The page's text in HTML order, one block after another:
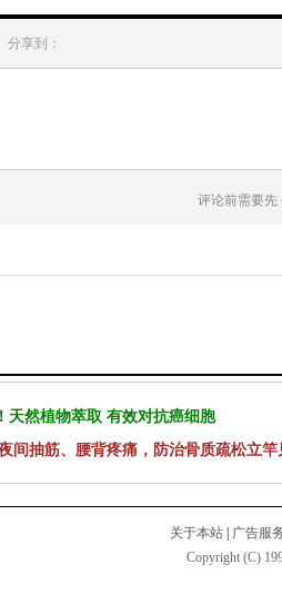
分享到：
评论前需要先
天然植物萃取 有效对抗癌细胞
间抽筋、腰背疼痛，防治骨质疏松立竿
关于本站
广告服
Copyright (C)